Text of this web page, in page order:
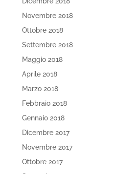
Novembre 2018
Ottobre 2018
Settembre 2018
Maggio 2018
Aprile 2018
Marzo 2018
Febbraio 2018
Gennaio 2018
Dicembre 2017
Novembre 2017
Ottobre 2017